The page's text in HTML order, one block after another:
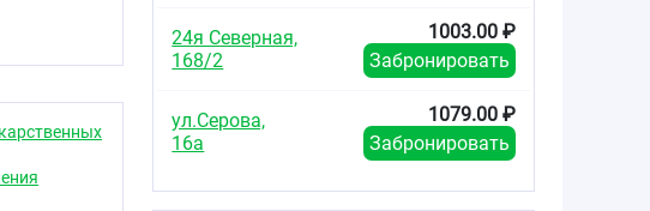
в
не
24я Северная,
168/2
1003.00 ₽
Забронировать
ул.Серова,
16а
1079.00 ₽
Забронировать